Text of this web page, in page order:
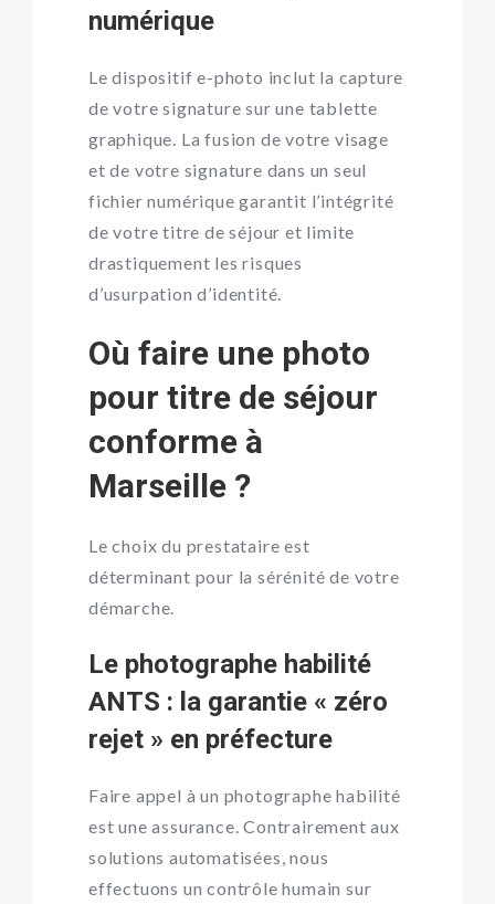
numérique
Le dispositif e-photo inclut la capture
de votre signature sur une tablette
graphique. La fusion de votre visage
et de votre signature dans un seul
fichier numérique garantit l’intégrité
de votre titre de séjour et limite
drastiquement les risques
d’usurpation d’identité.
Où faire une photo
pour titre de séjour
conforme à
Marseille ?
Le choix du prestataire est
déterminant pour la sérénité de votre
démarche.
Le photographe habilité
ANTS : la garantie « zéro
rejet » en préfecture
Faire appel à un photographe habilité
est une assurance. Contrairement aux
solutions automatisées, nous
effectuons un contrôle humain sur